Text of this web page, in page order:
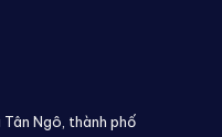
Ngô, thành phố